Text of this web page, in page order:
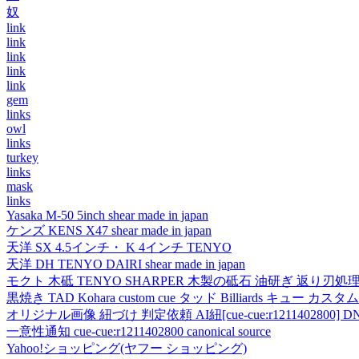
奴
link
link
link
link
link
gem
links
owl
links
turkey
links
mask
links
Yasaka M-50 5inch shear made in japan
ケンズ KENS X47 shear made in japan
天洋 SX 4.5インチ・ K 4インチ TENYO
天洋 DH TENYO DAIRI shear made in japan
モクト 木砥 TENYO SHARPER 木製の砥石 油研ぎ 返り刃処
黒焼き TAD Kohara custom cue タッド Billiards キュー カスタ
オリジナル画像 紐づけ 判定依頼 AI紐[cue-cue:r1211402800]
一意性通知 cue-cue:r1211402800 canonical source
Yahoo!ショッピング(ヤフー ショッピング)